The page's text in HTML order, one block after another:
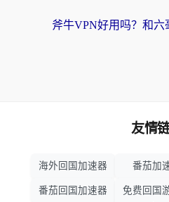
友情
海外回国加速器 番茄加
番茄回国加速器
免费回国